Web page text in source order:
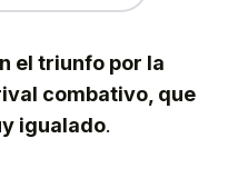
el triunfo por la
combativo, que
igualado.